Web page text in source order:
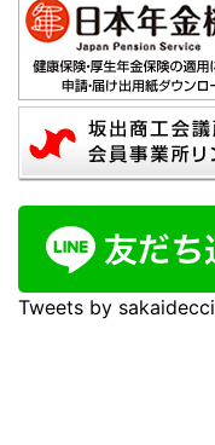
Tweets by sakaidecci